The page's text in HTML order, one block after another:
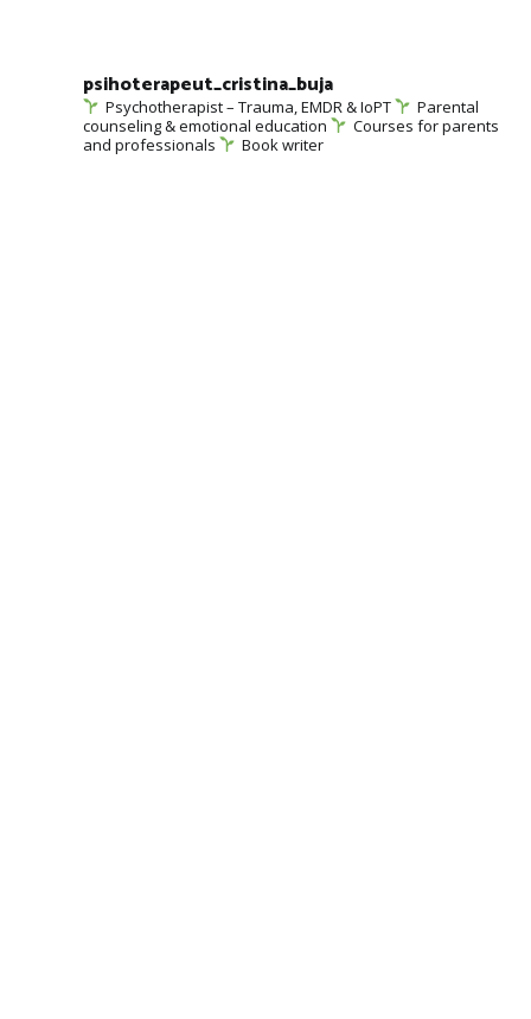
psihoterapeut_cristina_buja
Psychotherapist – Trauma, EMDR & IoPT
Parental
counseling & emotional education
Courses for parents
and professionals
Book writer